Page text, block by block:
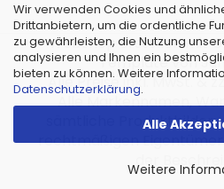
Wir verwenden Cookies und
Drittanbietern, um die ordentliche
zu gewährleisten, die Nutzung
analysieren und Ihnen ein
bieten zu können. Weitere
Datenschutzerklärung.
Alle
Weitere
Webshop erstellenmit
Template von
Alle Preise inkl. MwSt. &
Alle Markennamen,
sämtliche Produktbilder
rechtmäßigen
der